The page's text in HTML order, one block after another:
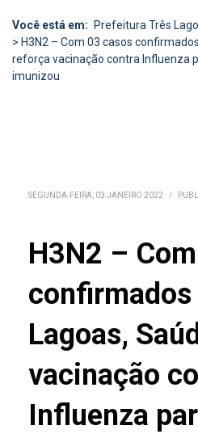
Você está em: Prefeitura Três
> H3N2 – Com 03 casos
reforça vacinação contra Influenza
imunizou
SEGUNDA-FEIRA, 03 JANEIRO 2022 /
H3N2 –
confirmados
Lagoas,
vacinação
Influenza